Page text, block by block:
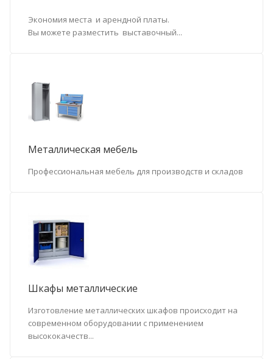
Экономия места и арендной платы.
Вы можете разместить выставочный...
Металлическая мебель
Профессиональная мебель для производств и складов
Шкафы металлические
Изготовление металлических шкафов происходит на
современном оборудовании с применением
высококачеств...